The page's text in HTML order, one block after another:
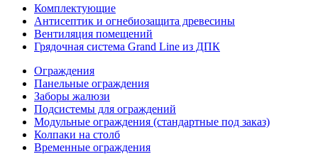
Комплектующие
Антисептик и огнебиозащита древесины
Вентиляция помещений
Грядочная система Grand Line из ДПК
Ограждения
Панельные ограждения
Заборы жалюзи
Подсистемы для ограждений
Модульные ограждения (стандартные под заказ)
Колпаки на столб
Временные ограждения